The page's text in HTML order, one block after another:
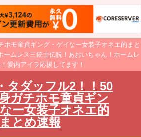
ホモ童貞ギング・ゲイなー女装子オネエ的まと
ームレス三銃士伝説！あおいちゃん！ホームレ
愛内アイラ応援してます！
タダッフル2！！50
ガチホモ童貞ギン
ー女装子オネエ的
まとめ速報